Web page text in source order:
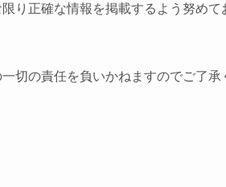
り正確な情報を掲載するよう努め
切の責任を負いかねますのでご了承